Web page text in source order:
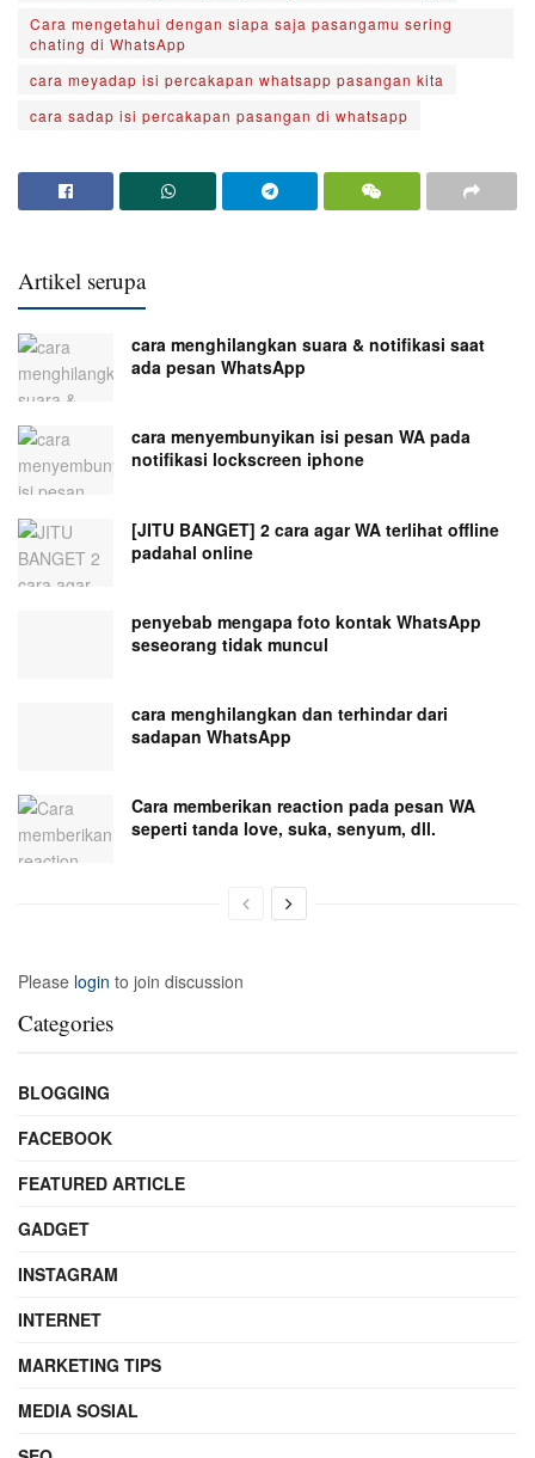
Cara mengetahui dengan siapa saja pasangamu sering
chating di WhatsApp
cara meyadap isi percakapan whatsapp pasangan kita
cara sadap isi percakapan pasangan di whatsapp
Artikel serupa
cara menghilangkan suara & notifikasi saat
ada pesan WhatsApp
cara menyembunyikan isi pesan WA pada
notifikasi lockscreen iphone
[JITU BANGET] 2 cara agar WA terlihat offline
padahal online
penyebab mengapa foto kontak WhatsApp
seseorang tidak muncul
cara menghilangkan dan terhindar dari
sadapan WhatsApp
Cara memberikan reaction pada pesan WA
seperti tanda love, suka, senyum, dll.
Please login to join discussion
Categories
BLOGGING
FACEBOOK
FEATURED ARTICLE
GADGET
INSTAGRAM
INTERNET
MARKETING TIPS
MEDIA SOSIAL